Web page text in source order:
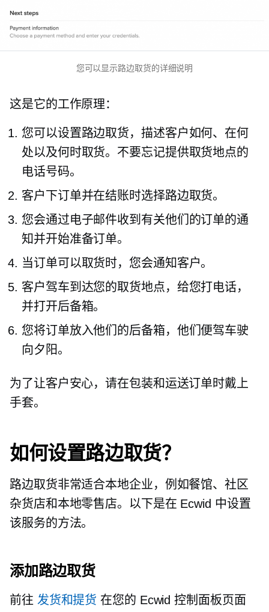
您可以显示路边取货的详细说明
这是它的工作原理：
您可以设置路边取货，描述客户如何、在何
处以及何时取货。不要忘记提供取货地点的
电话号码。
客户下订单并在结账时选择路边取货。
您会通过电子邮件收到有关他们的订单的通
知并开始准备订单。
当订单可以取货时，您会通知客户。
客户驾车到达您的取货地点，给您打电话，
并打开后备箱。
您将订单放入他们的后备箱，他们便驾车驶
向夕阳。
为了让客户安心，请在包装和运送订单时戴上
手套。
如何设置路边取货？
路边取货非常适合本地企业，例如餐馆、社区
杂货店和本地零售店。以下是在 Ecwid 中设置
该服务的方法。
添加路边取货
前往 发货和提货 在您的 Ecwid 控制面板页面